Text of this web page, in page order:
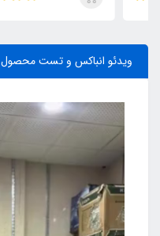
ویدئو انباکس و تست محصول